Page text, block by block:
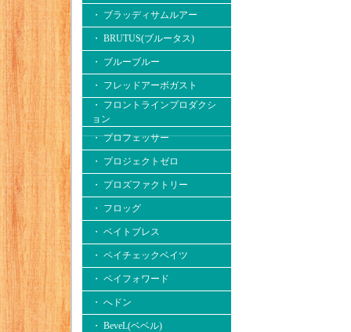
・ ブラッディサムルアー
・ BRUTUS(ブルータス)
・ ブルーブルー
・ フレッドアーボガスト
・ フロントラインプロダクシ
ョン
・ プロフェッサー
・ プロジェクトゼロ
・ プロズファクトリー
・ フロッグ
・ ベイトブレス
・ ペイチェックベイツ
・ ペイフォワード
・ へドン
・ BeveL(ベベル)